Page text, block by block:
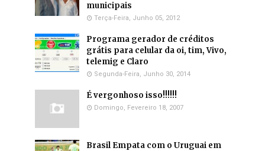
municipais
Terça-Feira, Junho 05, 2012
Programa gerador de créditos
grátis para celular da oi, tim, Vivo,
telemig e Claro
Segunda-Feira, Junho 30, 2014
É vergonhoso isso!!!!!!
Domingo, Fevereiro 18, 2007
Brasil Empata com o Uruguai em